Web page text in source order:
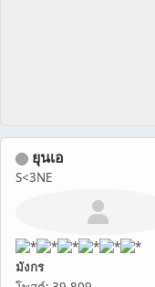
ยุนเอ
S<3NE
มังกร